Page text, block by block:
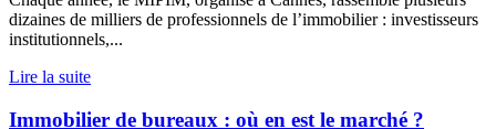
dizaines de milliers de professionnels de l’immobilier : investisseurs
institutionnels,...
Lire la suite
Immobilier de bureaux : où en est le marché ?